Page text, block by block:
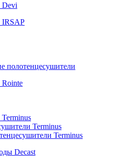
Devi
IRSAP
полотенцесушители
Terminus
Terminus
Decast